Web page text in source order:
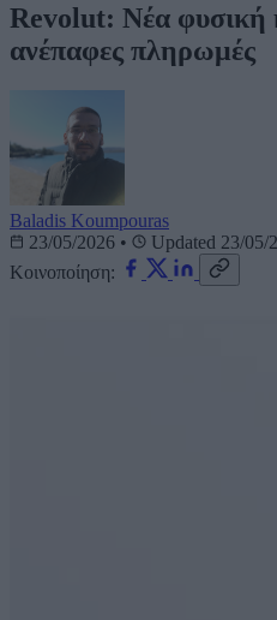
Revolut: Νέα φυσική
ανέπαφες πληρωμές
Baladis Koumpouras
23/05/2026 •
Updated 23/05/
Κοινοποίηση: